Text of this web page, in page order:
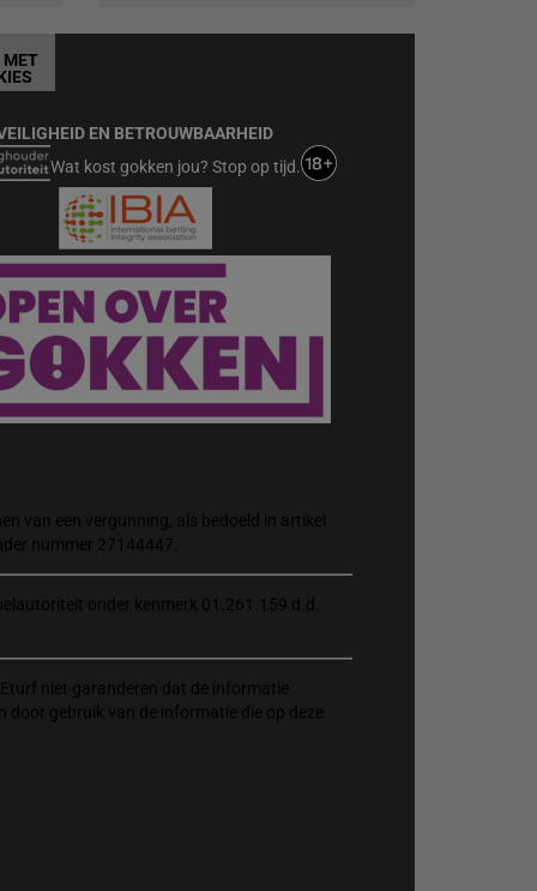
EN BETROUWBAARHEID
Wat kost gokken jou? Stop op tijd.
van een vergunning, als bedoeld in artikel
nummer 27144447.
onder kenmerk 01.261.159 d.d.
niet garanderen dat de informatie
gebruik van de informatie die op deze